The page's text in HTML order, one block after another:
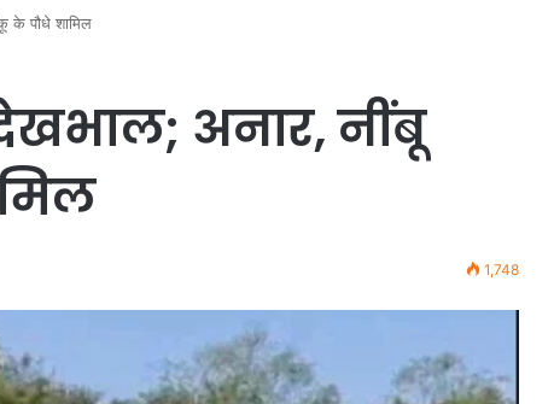
के पौधे शामिल
अनार, नींबू
1,748